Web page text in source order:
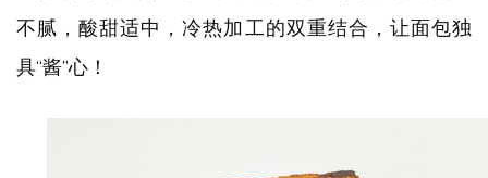
不腻，酸甜适中，冷热加工的双重结合，让面包独
具“酱”心！